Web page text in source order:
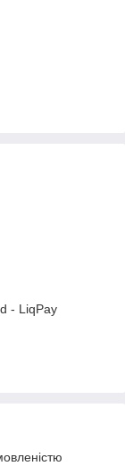
- LiqPay